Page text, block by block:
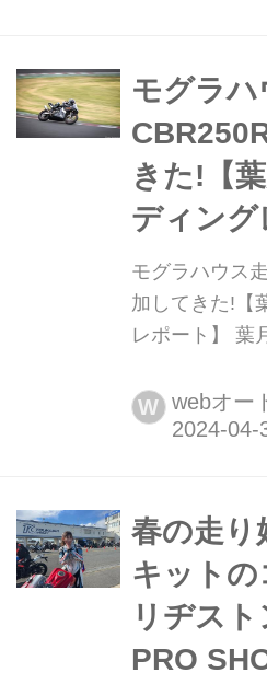
(T_T) ゆっきー
ている「百年
す。ニラたっ
た...
モグラハ
きた!【
ディング
モグラハウス
加してきた!【
レポート】 葉
Ambassadorの
は、このよう
初めてのロン
気に入りです!
W webオー
春の走り
キット
リヂス
PRO